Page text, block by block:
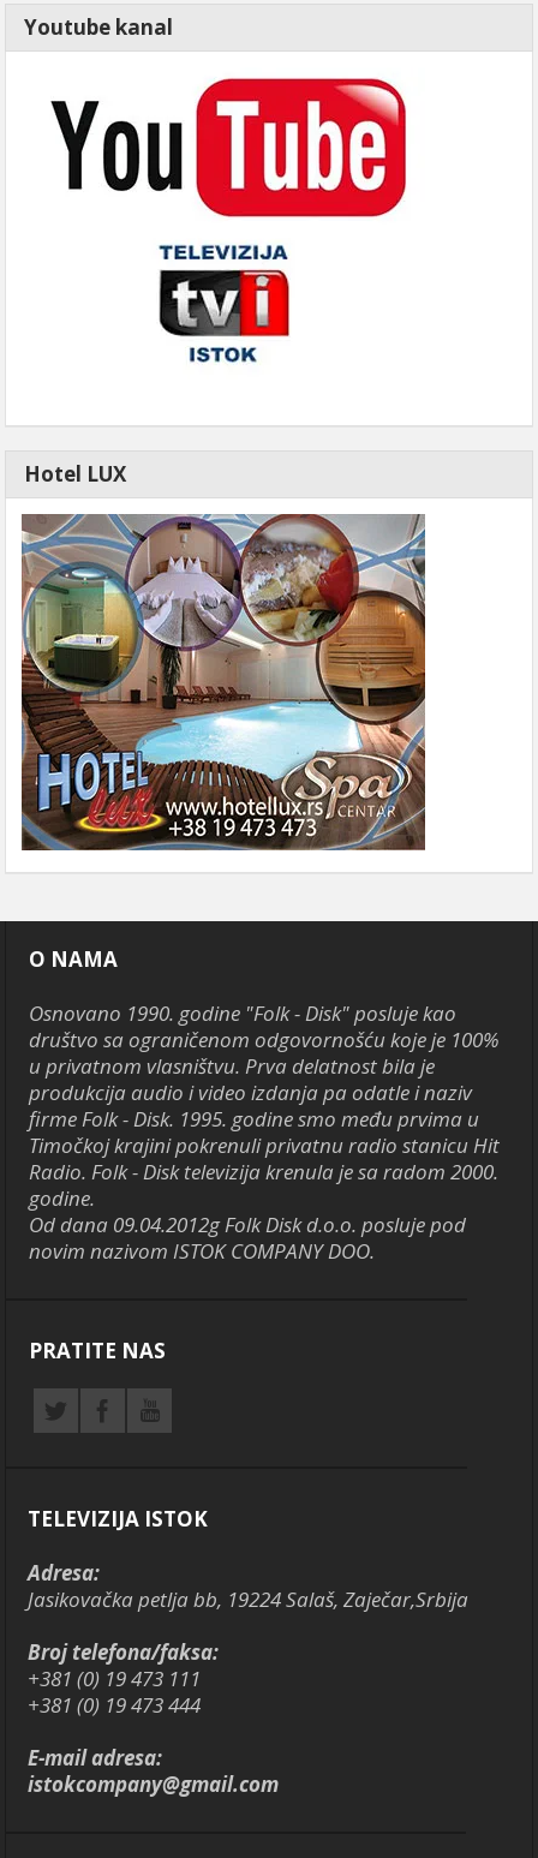
Youtube kanal
Hotel LUX
O NAMA
Osnovano 1990. godine "Folk - Disk" posluje kao
društvo sa ograničenom odgovornošću koje je 100%
u privatnom vlasništvu. Prva delatnost bila je
produkcija audio i video izdanja pa odatle i naziv
firme Folk - Disk. 1995. godine smo među prvima u
Timočkoj krajini pokrenuli privatnu radio stanicu Hit
Radio. Folk - Disk televizija krenula je sa radom 2000.
godine.
Od dana 09.04.2012g Folk Disk d.o.o. posluje pod
novim nazivom ISTOK COMPANY DOO.
PRATITE NAS
TELEVIZIJA ISTOK
Adresa:
Jasikovačka petlja bb, 19224 Salaš, Zaječar,Srbija
Broj telefona/faksa:
+381 (0) 19 473 111
+381 (0) 19 473 444
E-mail adresa:
istokcompany@gmail.com